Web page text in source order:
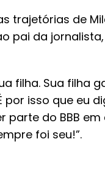
trajetórias de
pai da
filha. Sua filha
isso que eu
parte do BBB em
foi seu!”.